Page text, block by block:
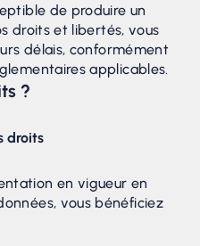
de produire un
droits et libertés, vous
délais, conformément
applicables.
?
en vigueur en
vous bénéficiez